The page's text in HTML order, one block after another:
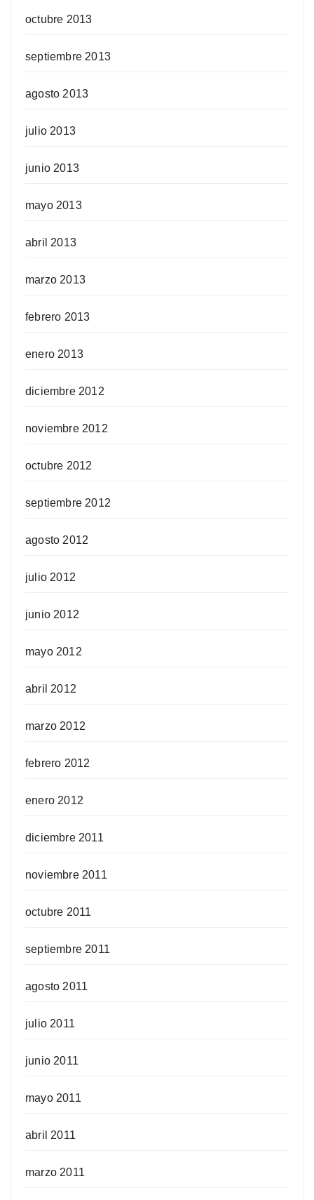
octubre 2013
septiembre 2013
agosto 2013
julio 2013
junio 2013
mayo 2013
abril 2013
marzo 2013
febrero 2013
enero 2013
diciembre 2012
noviembre 2012
octubre 2012
septiembre 2012
agosto 2012
julio 2012
junio 2012
mayo 2012
abril 2012
marzo 2012
febrero 2012
enero 2012
diciembre 2011
noviembre 2011
octubre 2011
septiembre 2011
agosto 2011
julio 2011
junio 2011
mayo 2011
abril 2011
marzo 2011